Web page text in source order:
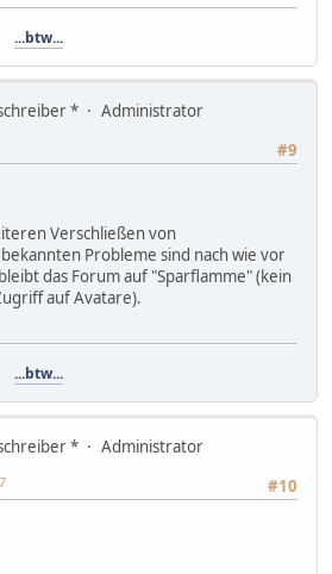
...btw...
*
Administrator
#9
Verschließen von
Probleme sind nach wie vor
das Forum auf "Sparflamme" (kein
auf Avatare).
...btw...
*
Administrator
#10